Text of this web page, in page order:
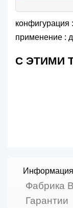
конфигурация :
применение :
С ЭТИМИ
Информация
Фабрика
Гарантии